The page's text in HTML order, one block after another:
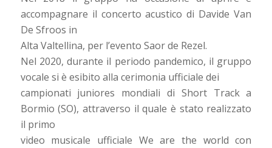
accompagnare il concerto acustico di Davide Van
De Sfroos in
Alta Valtellina, per l’evento Saor de Rezel.
Nel 2020, durante il periodo pandemico, il gruppo
vocale si è esibito alla cerimonia ufficiale dei
campionati juniores mondiali di Short Track a
Bormio (SO), attraverso il quale è stato realizzato
il primo
video musicale ufficiale We are the world con